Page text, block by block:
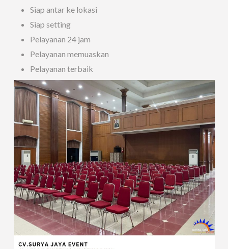
Siap antar ke lokasi
Siap setting
Pelayanan 24 jam
Pelayanan memuaskan
Pelayanan terbaik